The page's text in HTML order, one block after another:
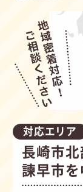
対応エリア
長崎市北
諫早市